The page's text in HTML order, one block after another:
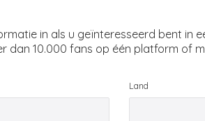
in als u geïnteresseerd bent in
dan 10.000 fans op één platform of
Land